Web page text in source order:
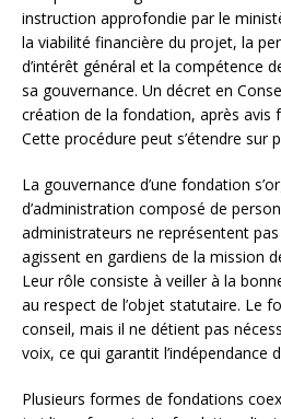
instruction approfondie par le
la viabilité financière du projet, la
d’intérêt général et la compétence
sa gouvernance. Un décret en
création de la fondation, après avis
Cette procédure peut s’étendre sur
La gouvernance d’une fondation
d’administration composé de
administrateurs ne représentent
agissent en gardiens de la mission
Leur rôle consiste à veiller à la
au respect de l’objet statutaire. Le
conseil, mais il ne détient pas
voix, ce qui garantit l’indépendance
Plusieurs formes de fondations